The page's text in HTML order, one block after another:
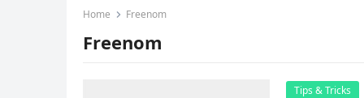
Home Freenom
Freenom
Tips & Tricks